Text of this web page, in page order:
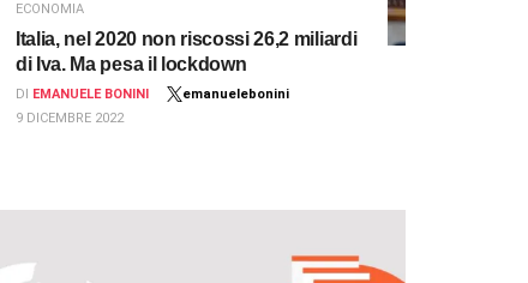
ECONOMIA
Italia, nel 2020 non riscossi 26,2 miliardi
di Iva. Ma pesa il lockdown
DI EMANUELE BONINI
emanuelebonini
9 DICEMBRE 2022